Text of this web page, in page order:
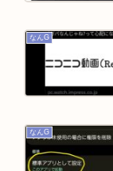
ない
クーラーつ
渡邊渚さん
「消え逝く
白
なんG
なんG